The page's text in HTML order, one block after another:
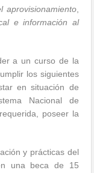
aprovisionamiento,
e información al
a un curso de la
los siguientes
en situación de
Nacional de
poseer la
y prácticas del
una beca de 15